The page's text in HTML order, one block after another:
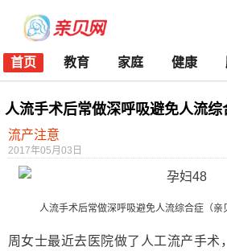
首页 教育 家庭 健康
人流手术后常做深呼吸避免人流综
流产注意
2017年05月03日
人流手术后常做深呼吸避免人流综合症（亲
周女士最近去医院做了人工流产手术